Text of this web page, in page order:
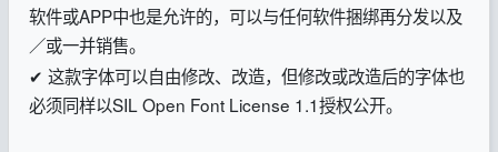
软件或APP中也是允许的，可以与任何软件捆绑再分发以及
／或一并销售。
✔ 这款字体可以自由修改、改造，但修改或改造后的字体也
必须同样以SIL Open Font License 1.1授权公开。